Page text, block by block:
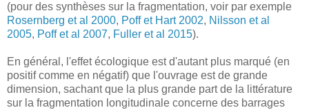
(pour des synthèses sur la fragmentation, voir par exemple
Rosernberg et al 2000, Poff et Hart 2002, Nilsson et al
2005, Poff et al 2007, Fuller et al 2015).
En général, l'effet écologique est d'autant plus marqué (en
positif comme en négatif) que l'ouvrage est de grande
dimension, sachant que la plus grande part de la littérature
sur la fragmentation longitudinale concerne des barrages